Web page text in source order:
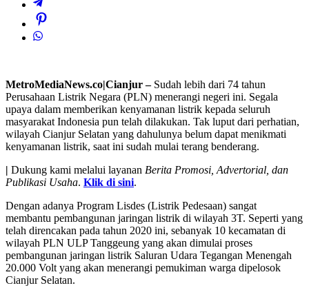
MetroMediaNews.co|Cianjur –Sudah lebih dari 74 tahun
Perusahaan Listrik Negara (PLN) menerangi negeri ini. Segala
upaya dalam memberikan kenyamanan listrik kepada seluruh
masyarakat Indonesia pun telah dilakukan. Tak luput dari perhatian,
wilayah Cianjur Selatan yang dahulunya belum dapat menikmati
kenyamanan listrik, saat ini sudah mulai terang benderang.
| Dukung kami melalui layanan Berita Promosi, Advertorial, dan
Publikasi Usaha. Klik di sini.
Dengan adanya Program Lisdes (Listrik Pedesaan) sangat
membantu pembangunan jaringan listrik di wilayah 3T. Seperti yang
telah direncakan pada tahun 2020 ini, sebanyak 10 kecamatan di
wilayah PLN ULP Tanggeung yang akan dimulai proses
pembangunan jaringan listrik Saluran Udara Tegangan Menengah
20.000 Volt yang akan menerangi pemukiman warga dipelosok
Cianjur Selatan.